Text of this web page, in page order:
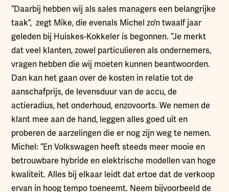
“Daarbij hebben wij als sales managers een belangrijke
taak”, zegt Mike, die evenals Michel zo’n twaalf jaar
geleden bij Huiskes-Kokkeler is begonnen. “Je merkt
dat veel klanten, zowel particulieren als ondernemers,
vragen hebben die wij moeten kunnen beantwoorden.
Dan kan het gaan over de kosten in relatie tot de
aanschafprijs, de levensduur van de accu, de
actieradius, het onderhoud, enzovoorts. We nemen de
klant mee aan de hand, leggen alles goed uit en
proberen de aarzelingen die er nog zijn weg te nemen.
Michel: “En Volkswagen heeft steeds meer mooie en
betrouwbare hybride en elektrische modellen van hoge
kwaliteit. Alles bij elkaar leidt dat ertoe dat de verkoop
ervan in hoog tempo toeneemt. Neem bijvoorbeeld de